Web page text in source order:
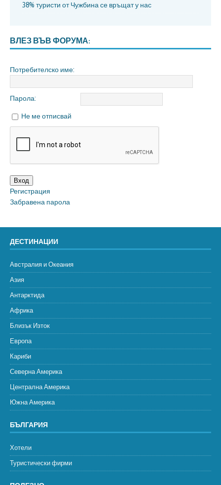
38% туристи от Чужбина се връщат у нас
ВЛЕЗ ВЪВ ФОРУМА:
Потребителско име:
Парола:
Не ме отписвай
Вход
Регистрация
Забравена парола
ДЕСТИНАЦИИ
Австралия и Океания
Азия
Антарктида
Африка
Близък Изток
Европа
Кариби
Северна Америка
Централна Америка
Южна Америка
БЪЛГАРИЯ
Хотели
Туристически фирми